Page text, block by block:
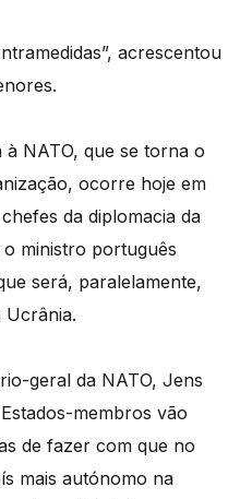
acrescentou
à NATO, que se torna o
ocorre hoje em
da diplomacia da
ministro português
será, paralelamente,
Ucrânia.
geral da NATO, Jens
membros vão
de fazer com que no
mais autónomo na